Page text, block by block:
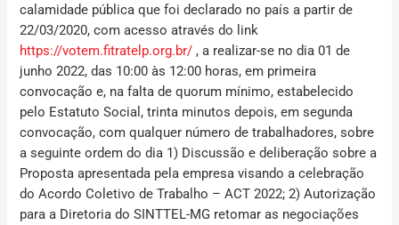
calamidade pública que foi declarado no país a partir de
22/03/2020, com acesso através do link
https://votem.fitratelp.org.br/ , a realizar-se no dia01 de
junho 2022, das 10:00 às 12:00 horas, em primeira
convocação e, na falta de quorum mínimo, estabelecido
pelo Estatuto Social, trinta minutos depois, em segunda
convocação, com qualquer número de trabalhadores, sobre
a seguinte ordem do dia 1) Discussão e deliberação sobre a
Proposta apresentada pela empresa visando a celebração
do Acordo Coletivo de Trabalho – ACT 2022; 2) Autorização
para a Diretoria do SINTTEL-MG retomar as negociações